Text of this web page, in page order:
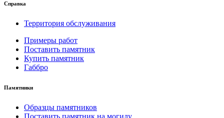
Справка
Территория обслуживания
Примеры работ
Поставить памятник
Купить памятник
Габбро
Памятники
Образцы памятников